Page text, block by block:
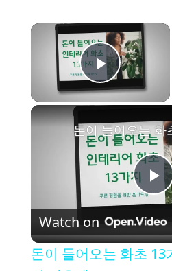
×
Play
P
l
Watch on
돈이 들어오는 화초 13